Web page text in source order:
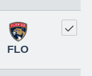
FLO